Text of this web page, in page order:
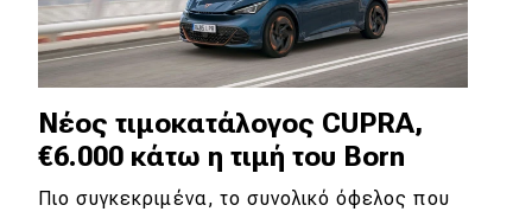
Νέος τιμοκατάλογος CUPRA,
€6.000 κάτω η τιμή του Born
Πιο συγκεκριμένα, το συνολικό όφελος που